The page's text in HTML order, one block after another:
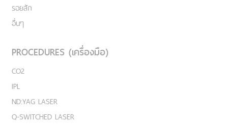
รอยสัก
อื่นๆ
PROCEDURES (เครื่องมือ)
CO2
IPL
ND:YAG LASER
Q-SWITCHED LASER